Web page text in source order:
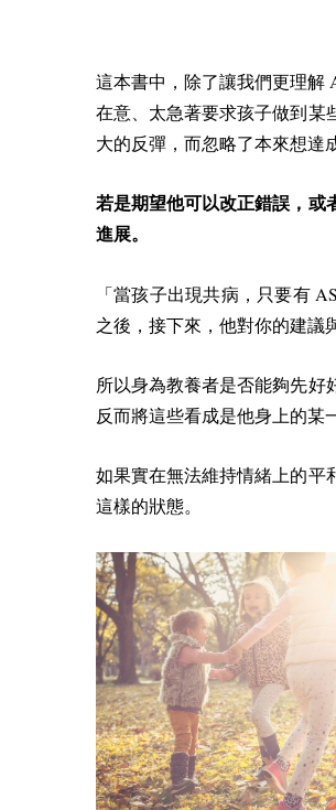
這本書中，除了讓我們更理解
在意、太急著要求孩子做到某
大的反彈，而忽略了本來想達
若是期望他可以改正錯誤，或
進展。
「當孩子出現共病，只要有
之後，接下來，他對你的建議
所以身為教養者是否能夠先好
反而將這些看成是他身上的某
如果實在無法維持情緒上的平
這樣的狀態。